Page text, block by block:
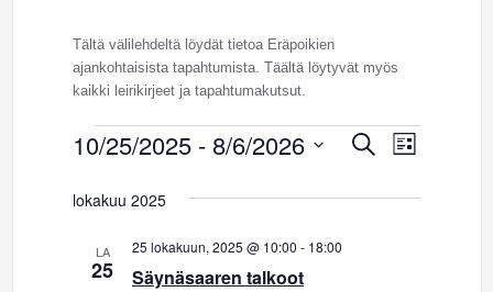
Tältä välilehdeltä löydät tietoa Eräpoikien
ajankohtaisista tapahtumista. Täältä löytyvät myös
kaikki leirikirjeet ja tapahtumakutsut.
Tapahtumat
T
a
Etsi
T
Lista
10/25/2025 - 8/6/2026
päivä.
lokakuu 2025
LA
25 Säynäsaaren talkoot
25 lokakuun, 2025 @ 10:00 - 18:00